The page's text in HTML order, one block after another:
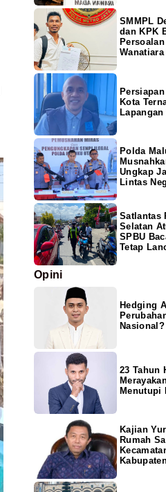
SMMPL
dan KPK
Kota
Polda
Ungkap
Lintas
Satlantas
Selatan
SPBU
Tetap
Opini
Hedging
Nasional?
23 Tahun
Menutupi
Kajian
Rumah